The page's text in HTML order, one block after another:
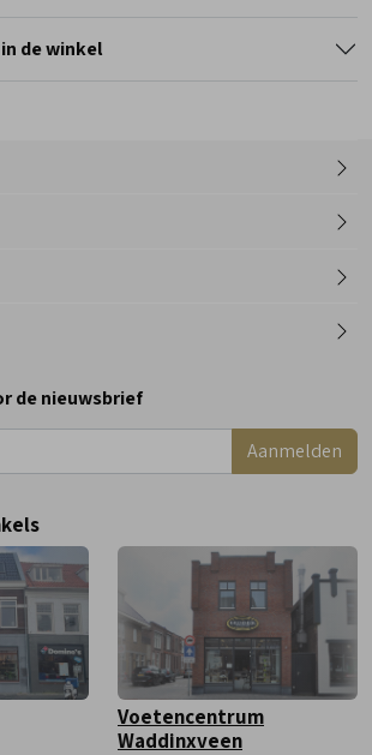
de winkel
9:00 - 18:00
9:00 - 17:00
de nieuwsbrief
Aanmelden
Voetencentrum
Waddinxveen